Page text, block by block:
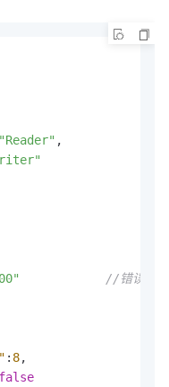
"Reader" ,
//错误记
: 8,
false